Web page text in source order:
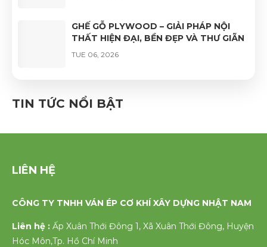
GHẾ GỖ PLYWOOD – GIẢI PHÁP NỘI
THẤT HIỆN ĐẠI, BỀN ĐẸP VÀ THƯ GIÃN
TUE 06, 2026
CAO CẤP – VẺ ĐẸP TỰ NHIÊN, ĐỘ BỀN
VƯỢT TRỘI
TIN TỨC NỔI BẬT
LIÊN HỆ
CÔNG TY TNHH VÁN ÉP CƠ KHÍ XÂY DỰNG NHẬT NAM
Liên hệ : Ấp Xuân Thới Đông 1, Xã Xuân Thới Đông, Huyện
Hóc Môn,Tp. Hồ Chí Minh